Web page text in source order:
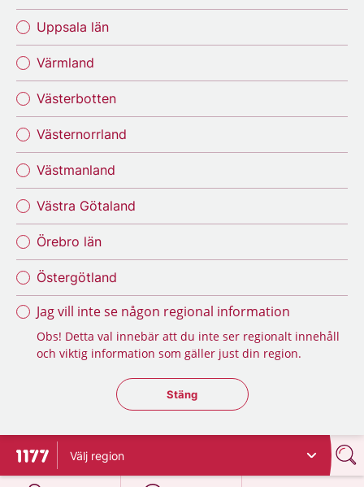
Uppsala län
Värmland
Västerbotten
Västernorrland
Västmanland
Västra Götaland
Örebro län
Östergötland
Jag vill inte se någon regional information
Obs! Detta val innebär att du inte ser regionalt innehåll
och viktig information som gäller just din region.
Stäng regionsväljaren
Stäng
To start page for 1177
Välj region
at 1177.se
at 1177.se